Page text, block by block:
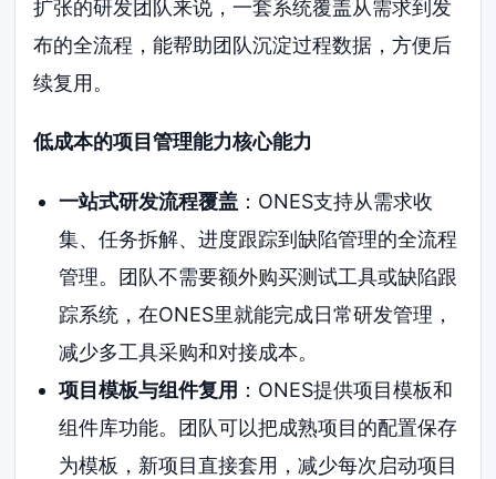
扩张的研发团队来说，一套系统覆盖从需求到发
布的全流程，能帮助团队沉淀过程数据，方便后
续复用。
低成本的项目管理能力核心能力
一站式研发流程覆盖：ONES支持从需求收
集、任务拆解、进度跟踪到缺陷管理的全流程
管理。团队不需要额外购买测试工具或缺陷跟
踪系统，在ONES里就能完成日常研发管理，
减少多工具采购和对接成本。
项目模板与组件复用 ：ONES提供项目模板和
组件库功能。团队可以把成熟项目的配置保存
为模板，新项目直接套用，减少每次启动项目